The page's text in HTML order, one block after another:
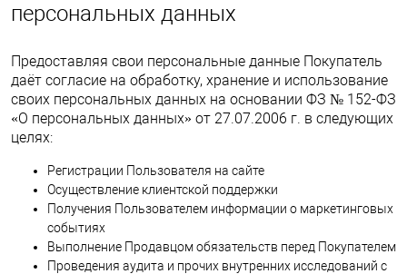
персональных данных
Предоставляя свои персональные данные Покупатель
даёт согласие на обработку, хранение и использование
своих персональных данных на основании ФЗ № 152-ФЗ
«О персональных данных» от 27.07.2006 г. в следующих
целях:
Регистрации Пользователя на сайте
Осуществление клиентской поддержки
Получения Пользователем информации о маркетинговых
событиях
Выполнение Продавцом обязательств перед Покупателем
Проведения аудита и прочих внутренних исследований с